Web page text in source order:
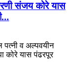
संजय कोरे यास
पत्नी व अल्पवयीन
कोरे यास पंढरपूर